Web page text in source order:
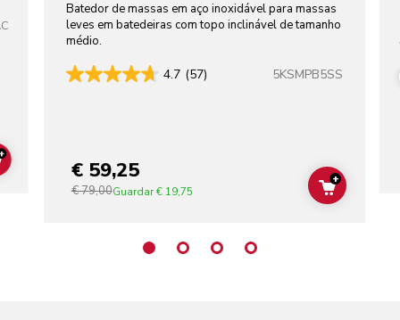
ADD TO CART
Batedor de massas em aço inoxidável para massas
leves em batedeiras com topo inclinável de tamanho
médio.
4.7 (57) 5KSMPB5SS
€ 59,25
€ 79,00Guardar€ 19,75 ADD TO
+